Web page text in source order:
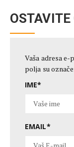
OSTAVITE
Vaša adresa e-
polja su
IME*
EMAIL*